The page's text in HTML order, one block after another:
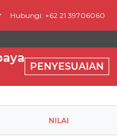
Hubungi: +62 21 39706060
PENYESUAIAN
NILAI